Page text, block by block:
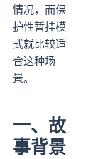
情况，而保
护性暂挂模
式就比较适
合这种场
景。
一、故
事背景